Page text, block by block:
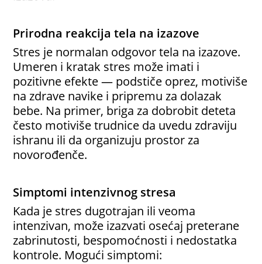
Prirodna reakcija tela na izazove
Stres je normalan odgovor tela na izazove.
Umeren i kratak stres može imati i
pozitivne efekte — podstiče oprez, motiviše
na zdrave navike i pripremu za dolazak
bebe. Na primer, briga za dobrobit deteta
često motiviše trudnice da uvedu zdraviju
ishranu ili da organizuju prostor za
novorođenče.
Simptomi intenzivnog stresa
Kada je stres dugotrajan ili veoma
intenzivan, može izazvati osećaj preterane
zabrinutosti, bespomoćnosti i nedostatka
kontrole. Mogući simptomi: